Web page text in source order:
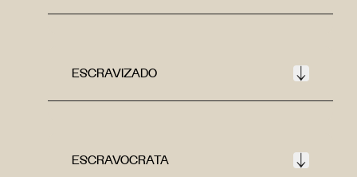
ESCRAVIZADO
ESCRAVOCRATA